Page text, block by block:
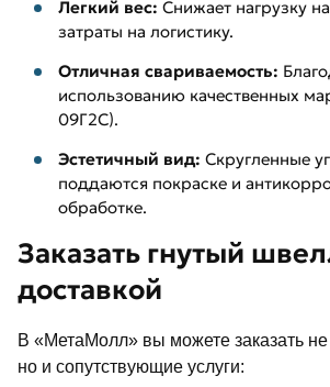
Легкий вес: Снижает нагрузку
затраты на логистику.
Отличная свариваемость:
использованию качественных
09Г2С).
Эстетичный вид: Скругленные
поддаются покраске и
обработке.
Заказать гнутый
доставкой
В «МетаМолл» вы можете заказать не
но и сопутствующие услуги: